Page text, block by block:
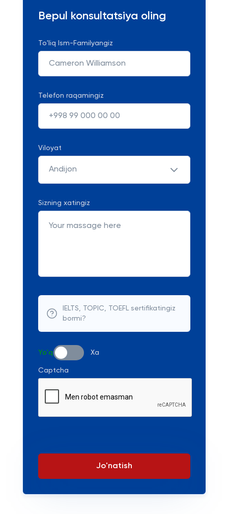
Bepul konsultatsiya oling
To'liq Ism-Familyangiz
Telefon raqamingiz
Viloyat
Andijon
Sizning xatingiz
IELTS, TOPIC, TOEFL sertifikatingiz
bormi?
Yo'q Xa
Captcha
Jo'natish